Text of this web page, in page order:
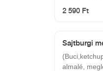
2 590 Ft
Sajtburgi
almalé,